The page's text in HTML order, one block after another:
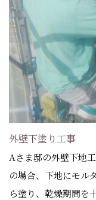
外壁下塗り工事
Aさま邸の外壁下地
の場合、下地にモル
ら塗り、乾燥期間を